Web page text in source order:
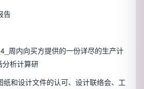
告
周内向买方提供的一份详尽的生产计
析计算研
纸和设计文件的认可、设计联络会、工